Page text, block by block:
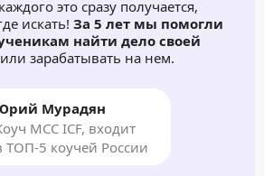
это сразу получается,
искать! За 5 лет мы помогли
найти дело своей
зарабатывать на нем.
Мурадян
MCC ICF, входит
ТОП-5 коучей России